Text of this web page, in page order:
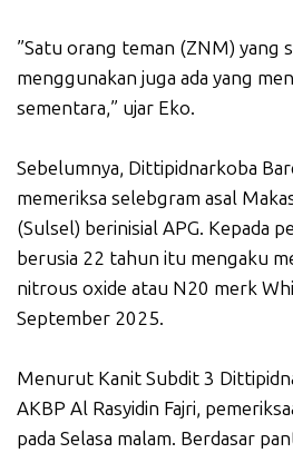
”Satu orang teman (ZNM) yang
menggunakan juga ada yang
sementara,” ujar Eko.
Sebelumnya, Dittipidnarkoba
memeriksa selebgram asal
(Sulsel) berinisial APG. Kepada
berusia 22 tahun itu mengaku
nitrous oxide atau N20 merk
September 2025.
Menurut Kanit Subdit 3
AKBP Al Rasyidin Fajri,
pada Selasa malam. Berdasar